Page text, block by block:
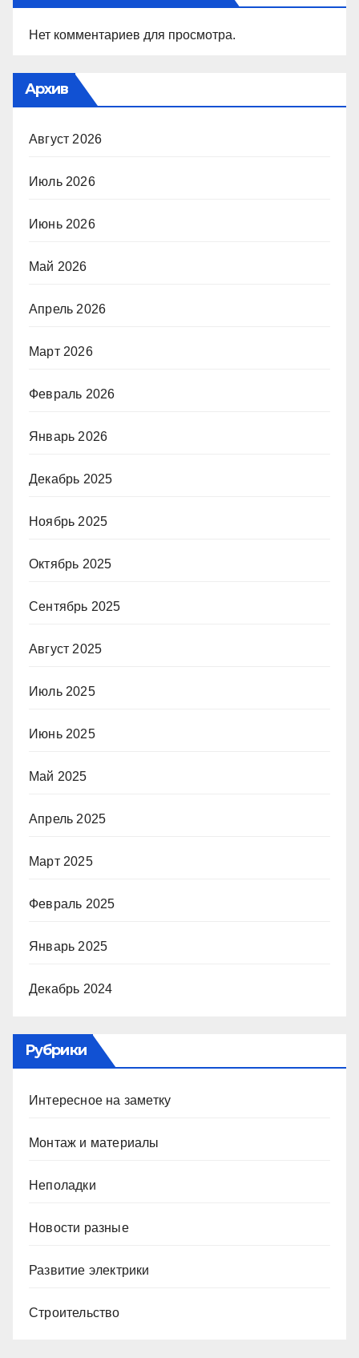
Нет комментариев для просмотра.
Архив
Август 2026
Июль 2026
Июнь 2026
Май 2026
Апрель 2026
Март 2026
Февраль 2026
Январь 2026
Декабрь 2025
Ноябрь 2025
Октябрь 2025
Сентябрь 2025
Август 2025
Июль 2025
Июнь 2025
Май 2025
Апрель 2025
Март 2025
Февраль 2025
Январь 2025
Декабрь 2024
Рубрики
Интересное на заметку
Монтаж и материалы
Неполадки
Новости разные
Развитие электрики
Строительство